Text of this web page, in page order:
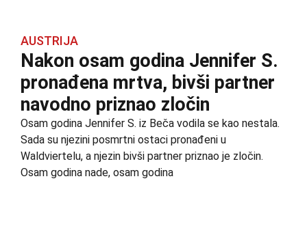
AUSTRIJA
Nakon osam godina Jennifer S.
pronađena mrtva, bivši partner
navodno priznao zločin
Osam godina Jennifer S. iz Beča vodila se kao nestala.
Sada su njezini posmrtni ostaci pronađeni u
Waldviertelu, a njezin bivši partner priznao je zločin.
Osam godina nade, osam godina